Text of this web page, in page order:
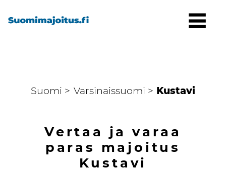
Suomi > Varsinaissuomi > Kustavi
Vertaa ja varaa
paras majoitus
Kustavi